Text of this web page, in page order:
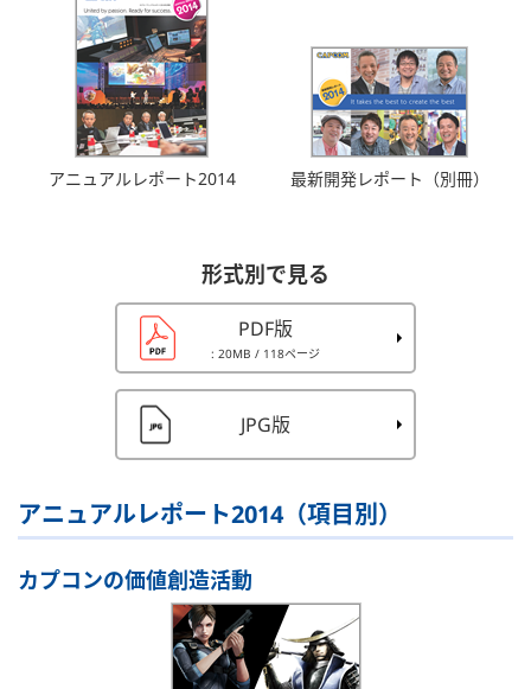
アニュアルレポート2014 最新開発レポート（別冊）
形式別で見る
PDF版
: 20MB / 118ページ
JPG版
アニュアルレポート2014（項目別）
カプコンの価値創造活動